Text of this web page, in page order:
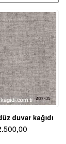
duvar kağıdı